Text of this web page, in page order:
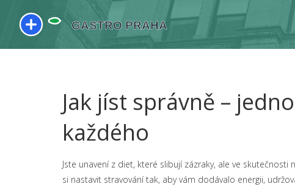
Jak jíst správně –
každého
Jste unavení z diet, které slibují zázraky, ale ve
si nastavit stravování tak, aby vám dodávalo energii,